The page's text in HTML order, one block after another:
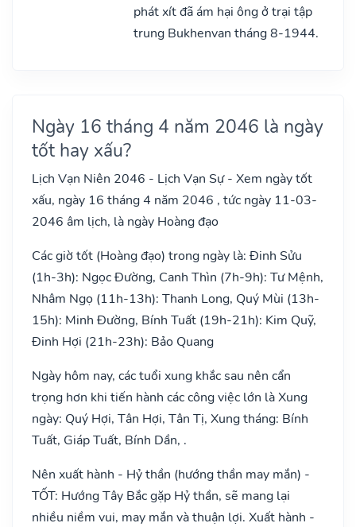
phát xít đã ám hại ông ở trại tập
trung Bukhenvan tháng 8-1944.
Ngày 16 tháng 4 năm 2046 là ngày
tốt hay xấu?
Lịch Vạn Niên 2046 - Lịch Vạn Sự - Xem ngày tốt
xấu, ngày 16 tháng 4 năm 2046 , tức ngày 11-03-
2046 âm lịch, là ngày Hoàng đạo
Các giờ tốt (Hoàng đạo) trong ngày là: Đinh Sửu
(1h-3h): Ngọc Đường, Canh Thìn (7h-9h): Tư Mệnh,
Nhâm Ngọ (11h-13h): Thanh Long, Quý Mùi (13h-
15h): Minh Đường, Bính Tuất (19h-21h): Kim Quỹ,
Đinh Hợi (21h-23h): Bảo Quang
Ngày hôm nay, các tuổi xung khắc sau nên cẩn
trọng hơn khi tiến hành các công việc lớn là Xung
ngày: Quý Hợi, Tân Hợi, Tân Tị, Xung tháng: Bính
Tuất, Giáp Tuất, Bính Dần, .
Nên xuất hành - Hỷ thần (hướng thần may mắn) -
TỐT: Hướng Tây Bắc gặp Hỷ thần, sẽ mang lại
nhiều niềm vui, may mắn và thuận lợi. Xuất hành -